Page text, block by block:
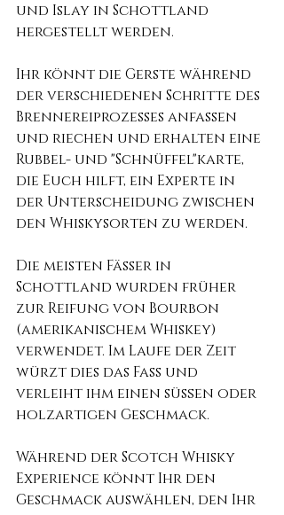
und Islay in Schottland
hergestellt werden.
Ihr könnt die Gerste während
der verschiedenen Schritte des
Brennereiprozesses anfassen
und riechen und erhalten eine
Rubbel- und "Schnüffel"karte,
die Euch hilft, ein Experte in
der Unterscheidung zwischen
den Whiskysorten zu werden.
Die meisten Fässer in
Schottland wurden früher
zur Reifung von Bourbon
(amerikanischem Whiskey)
verwendet. Im Laufe der Zeit
würzt dies das Fass und
verleiht ihm einen süßen oder
holzartigen Geschmack.
Während der Scotch Whisky
Experience könnt Ihr den
Geschmack auswählen, den Ihr